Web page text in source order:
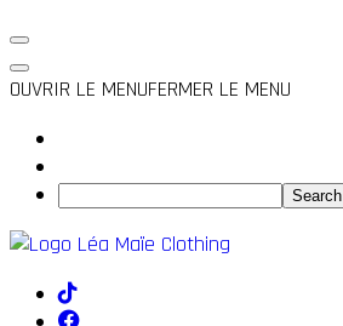
OUVRIR LE MENUFERMER LE MENU